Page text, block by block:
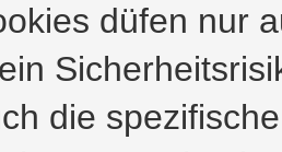
düfen nur
die